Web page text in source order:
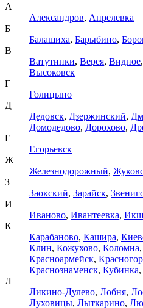
А
Александров, Апрелевка
Б
Балашиха, Барыбино,
В
Ватутинки, Верея, Видное,
Высоковск
Г
Голицыно
Д
Дедовск, Дзержинский,
Домодедово, Дорохово,
Е
Егорьевск
Ж
Железнодорожный,
З
Заокский, Зарайск,
И
Иваново, Ивантеевка,
К
Карабаново, Кашира,
Клин, Кожухово, Коломна,
Красноармейск,
Краснознаменск, Кубинка,
Л
Ликино-Дулево, Лобня,
Луховицы, Лыткарино,